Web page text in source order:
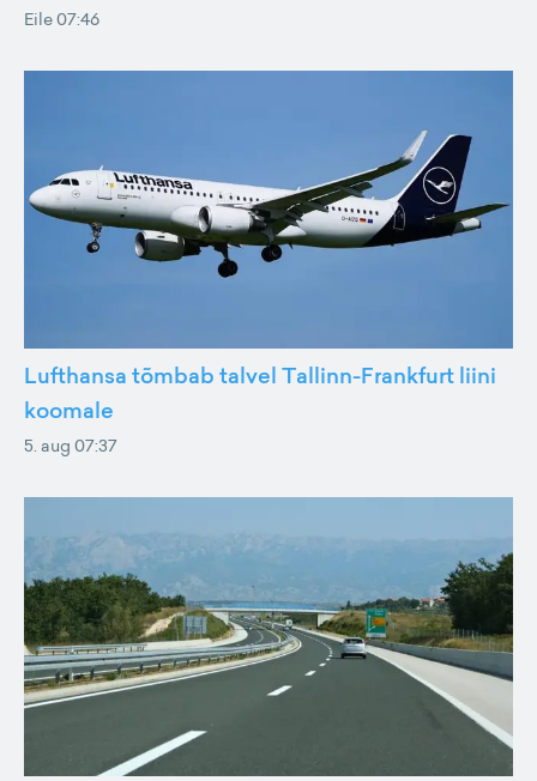
Eile 07:46
Lufthansa tõmbab talvel Tallinn-Frankfurt liini
koomale
5. aug 07:37